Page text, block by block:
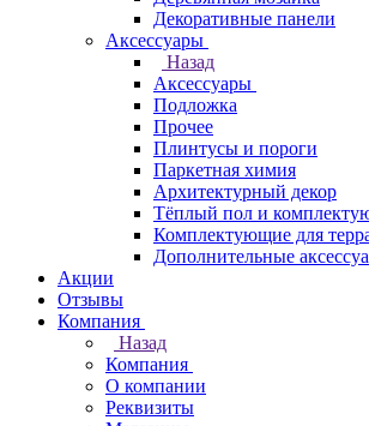
Декоративные панели
Аксессуары
Назад
Аксессуары
Подложка
Прочее
Плинтусы и пороги
Паркетная химия
Архитектурный декор
Тёплый пол и
Комплектующие для
Дополнительные
Акции
Отзывы
Компания
Назад
Компания
О компании
Реквизиты